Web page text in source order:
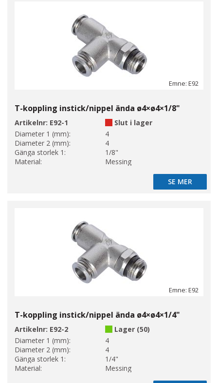
Emne: E92
T-koppling instick/nippel ända ø4×ø4×1/8"
Artikelnr: E92-1
Slut i lager
Diameter 1 (mm):
4
Diameter 2 (mm):
4
Gänga storlek 1:
1/8"
Material:
Messing
SE MER
SE MER
Emne: E92
T-koppling instick/nippel ända ø4×ø4×1/4"
Artikelnr: E92-2
Lager (50)
Diameter 1 (mm):
4
Diameter 2 (mm):
4
Gänga storlek 1:
1/4"
Material:
Messing